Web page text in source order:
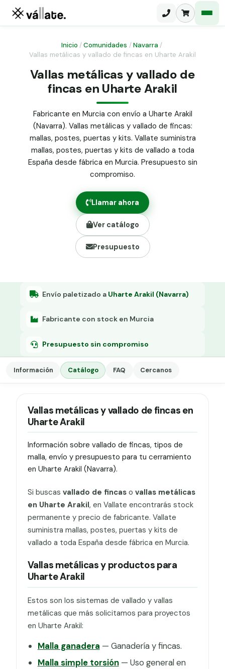
Malla ganadera
Malla simple torsión
Malla triple torsión
Panel malla H.
Puerta abatible dos hojas
Puerta acceso peatonal
Poste malla Hércules
Poste malla simple torsión
Alambre de espino galvanizado
Abrazadera PVC malla H.
Grapa malla H.
Grapadora
Tensor galvanizado
Inicio /Comunidades / Navarra /
Vallas metálicas y vallado de fincas en Uharte Arakil
Vallas metálicas y vallado de
fincas en Uharte Arakil
Fabricante en Murcia con envío a Uharte Arakil
(Navarra). Vallas metálicas y vallado de fincas:
mallas, postes, puertas y kits. Vallate suministra
mallas, postes, puertas y kits de vallado a toda
España desde fábrica en Murcia. Presupuesto sin
compromiso.
Llamar ahora
Ver catálogo
Presupuesto
Envío paletizado a Uharte Arakil (Navarra)
Fabricante con stock en Murcia
Presupuesto sin compromiso
Información Catálogo FAQ Cercanos
Vallas metálicas y vallado de fincas en
Uharte Arakil
Información sobre vallado de fincas, tipos de
malla, envío y presupuesto para tu cerramiento
en Uharte Arakil (Navarra).
Si buscas vallado de fincaso vallas metálicas
en Uharte Arakil, en Vallate encontrarás stock
permanente y precio de fabricante. Vallate
suministra mallas, postes, puertas y kits de
vallado a toda España desde fábrica en Murcia.
Vallas metálicas y productos para
Uharte Arakil
Estos son los sistemas de vallado y vallas
metálicas que más solicitamos para proyectos
en Uharte Arakil:
Malla ganadera — Ganadería y fincas.
Malla simple torsión— Uso general en